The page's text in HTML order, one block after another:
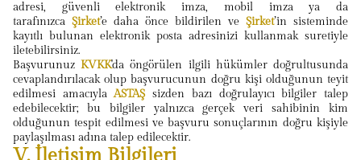
adresi, güvenli elektronik imza, mobil imza ya da
tarafınızca Şirket’e daha önce bildirilen ve Şirket’in sisteminde
kayıtlı bulunan elektronik posta adresinizi kullanmak suretiyle
iletebilirsiniz.
BaşvurunuzKVKK'da öngörülen ilgili hükümler doğrultusunda
cevaplandırılacak olup başvurucunun doğru kişi olduğunun teyit
edilmesi amacıylaASTAŞ sizden bazı doğrulayıcı bilgiler talep
edebilecektir; bu bilgiler yalnızca gerçek veri sahibinin kim
olduğunun tespit edilmesi ve başvuru sonuçlarının doğru kişiyle
paylaşılması adına talep edilecektir.